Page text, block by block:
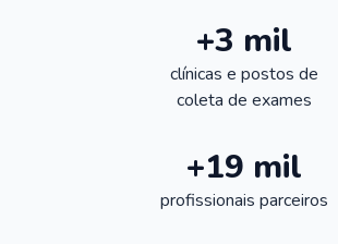
+3 mil
clínicas e postos de
coleta de exames
+19 mil
profissionais parceiros